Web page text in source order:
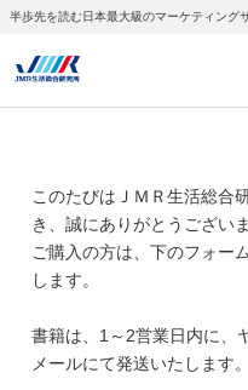
半歩先を読む日本最大級のマーケティング
このたびはＪＭＲ生活総合
き、誠にありがとうございま
ご購入の方は、下のフォー
します。
書籍は、1～2営業日内に、
メールにて発送いたします。